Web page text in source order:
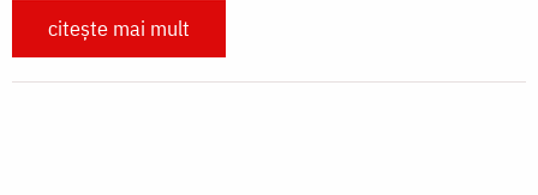
citește mai mult